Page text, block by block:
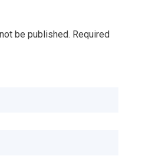
be published. Required